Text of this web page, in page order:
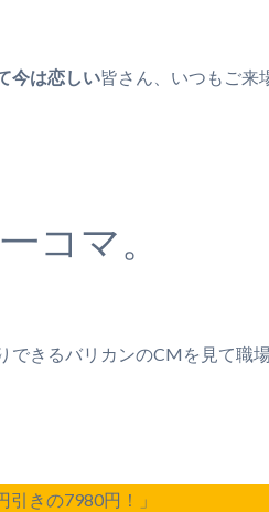
は恋しい皆さん、いつもご来
コマ。
できるバリカンのCMを見て職
きの7980円！」